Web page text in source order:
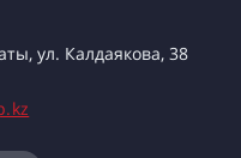
ул. Калдаякова, 38